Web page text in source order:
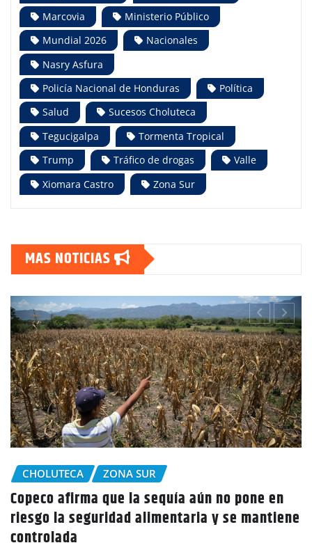
Marcovia
Ministerio Público
Mundial 2026
Nacionales
Nasry Asfura
Policía Nacional de Honduras
Política
Salud
Sucesos Choluteca
Tegucigalpa
Tormenta Tropical
Trump
Tráfico de drogas
Valle
Xiomara Castro
Zona Sur
MAS NOTICIAS
aún no pone en
y se mantiene
CHOLUTECA
Policía Nacional desaloja
tierras en El Tulito,